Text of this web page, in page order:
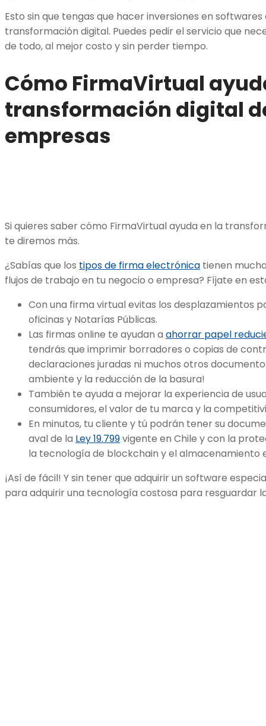
Esto sin que tengas que hacer inversiones en
transformación digital. Puedes pedir el servicio que
de todo, al mejor costo y sin perder tiempo.
Cómo FirmaVirtual
transformación digital
empresas
Si quieres saber cómo FirmaVirtual ayuda en la
te diremos más.
¿Sabías que los tipos de firma electrónica tienen
flujos de trabajo en tu negocio o empresa? Fíjate en
Con una firma virtual evitas los desplazamientos
oficinas y Notarías Públicas.
Las firmas online te ayudan a ahorrar papel
tendrás que imprimir borradores o copias de
declaraciones juradas ni muchos otros
ambiente y la reducción de la basura!
También te ayuda a mejorar la experiencia de
consumidores, el valor de tu marca y la
En minutos, tu cliente y tú podrán tener su
aval de la Ley 19.799vigente en Chile y con la
la tecnología de blockchain y el almacenamiento
¡Así de fácil! Y sin tener que adquirir un software
para adquirir una tecnología costosa para resguardar